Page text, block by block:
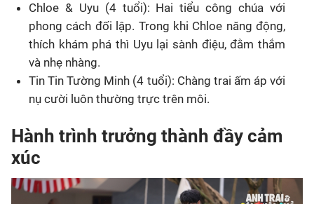
Chloe & Uyu (4 tuổi): Hai tiểu công chúa với
phong cách đối lập. Trong khi Chloe năng động,
thích khám phá thì Uyu lại sành điệu, đằm thắm
và nhẹ nhàng.
Tin Tin Tường Minh (4 tuổi): Chàng trai ấm áp với
nụ cười luôn thường trực trên môi.
Hành trình trưởng thành đầy cảm
xúc